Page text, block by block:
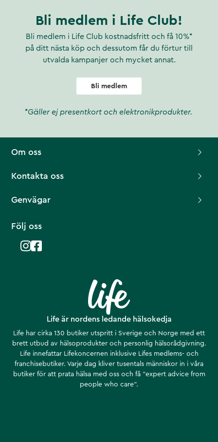
Bli medlem i Life Club!
Bli medlem i Life Club kostnadsfritt och få 10%*
på ditt nästa köp och dessutom får du förtur till
utvalda kampanjer och mycket annat.
Bli medlem
*Gäller ej presentkort och elektronikprodukter.
Life är nordens ledande hälsokedja
Life har cirka 130 butiker utspritt i Sverige och Norge med ett
brett utbud av hälsoprodukter och personlig hälsorådgivning.
Life innefattar Lifekoncernen inklusive Lifes medlems- och
franchisebutiker. Varje dag kliver tusentals människor in i våra
butiker för att prata hälsa med oss och få ”expert advice from
people who care”.
Om oss
Kontakta oss
Genvägar
Följ oss